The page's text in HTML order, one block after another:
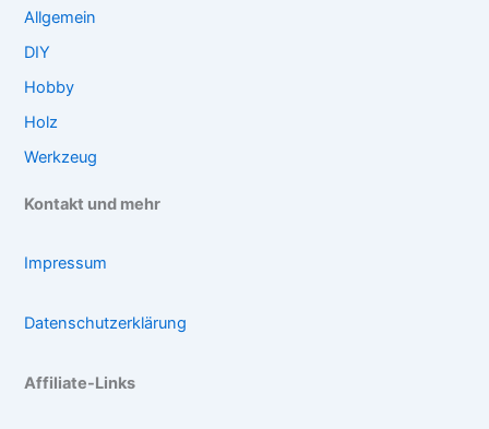
Allgemein
DIY
Hobby
Holz
Werkzeug
Kontakt und mehr
Impressum
Datenschutzerklärung
Affiliate-Links